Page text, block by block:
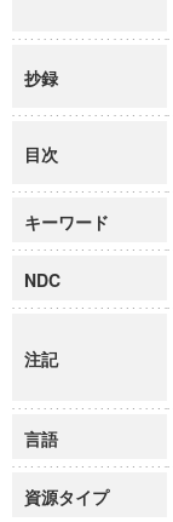
抄録
目次
キーワード
NDC
注記
言語
資源タイプ